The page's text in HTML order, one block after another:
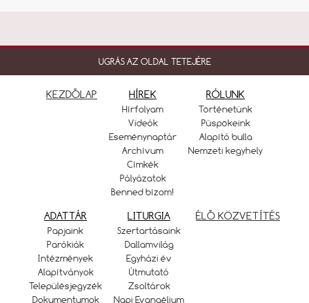
UGRÁS AZ OLDAL TETEJÉRE
KEZDŐLAP HÍREK
Hírfolyam
Videók
Eseménynaptár
Archívum
Címkék
Pályázatok
Benned bízom!
RÓLUNK
Történetünk
Püspökeink
Alapító bulla
Nemzeti kegyhely
ADATTÁR
Papjaink
Parókiák
Intézmények
Alapítványok
Településjegyzék
Dokumentumok
LITURGIA
Szertartásaink
Dallamvilág
Egyházi év
Útmutató
Zsoltárok
Napi Evangélium
ÉLŐ KÖZVETÍTÉS